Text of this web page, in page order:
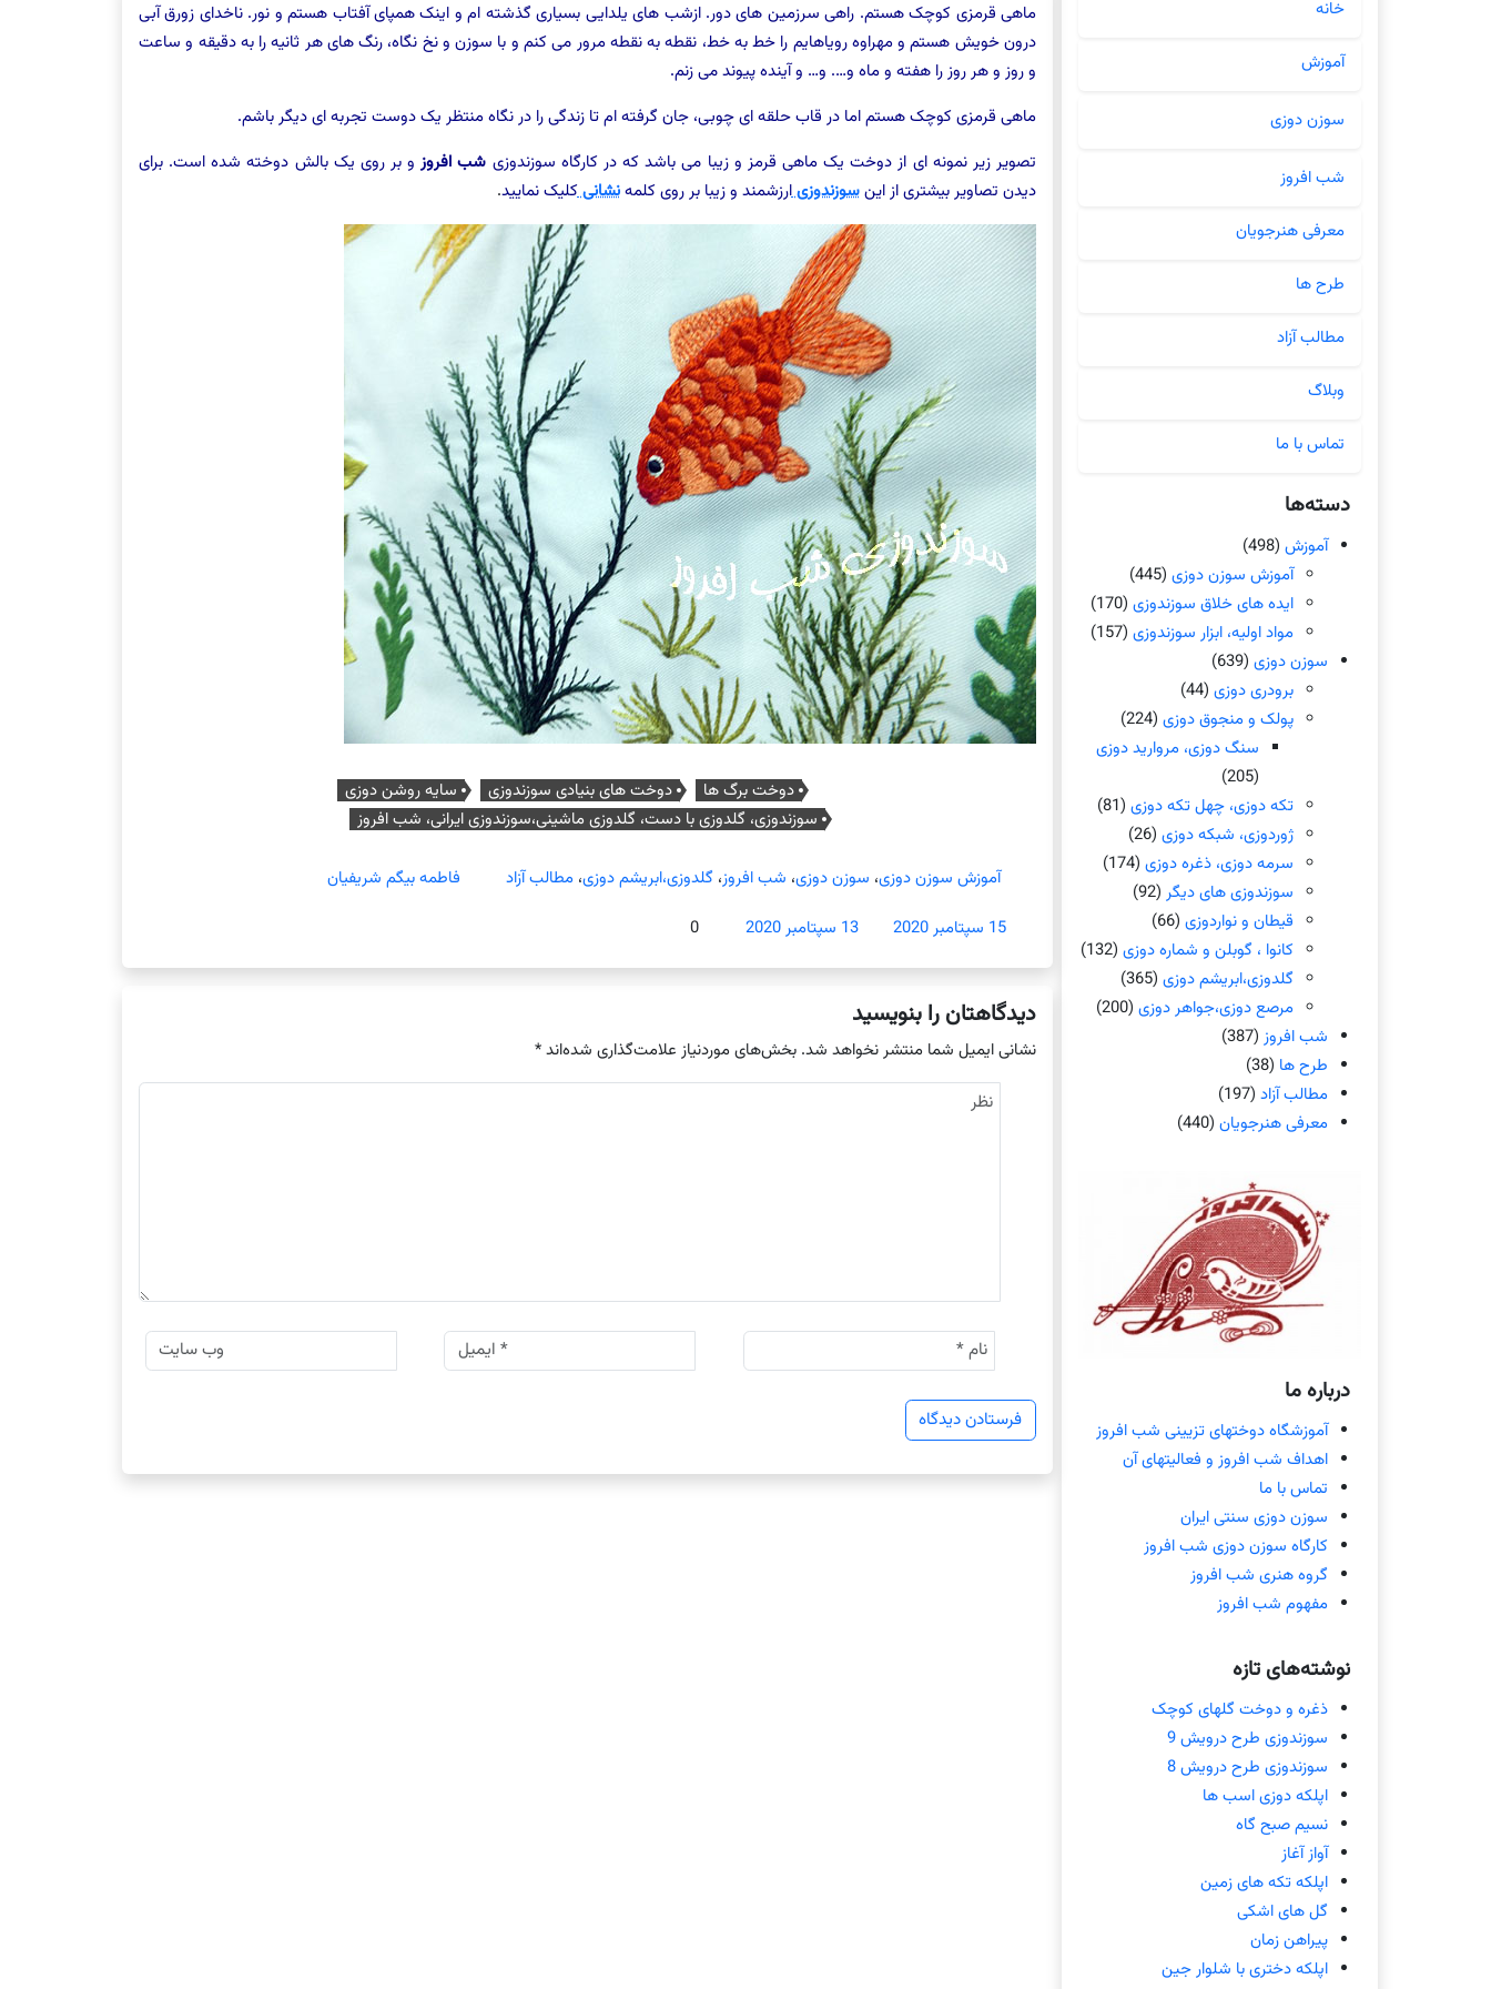
ماهی قرمزی کوچک هستم. راهی سرزمین های دور. ازشب های یلدایی بسیاری گذشته ام و اینک همپای آفتاب هستم و نور. ناخدای زورق آبی
درون خویش هستم و مهراوه رویاهایم را خط به خط، نقطه به نقطه مرور می کنم و با سوزن و نخ نگاه، رنگ های هر ثانیه را به دقیقه و ساعت
و روز و هر روز را هفته و ماه و…. و… و آینده پیوند می زنم.
ماهی قرمزی کوچک هستم اما در قاب حلقه ای چوبی، جان گرفته ام تا زندگی را در نگاه منتظر یک دوست تجربه ای دیگر باشم.
تصویر زیر نمونه ای از دوخت یک ماهی قرمز و زیبا می باشد که در کارگاه سوزندوزی شب افروزو بر روی یک بالش دوخته شده است. برای
دیدن تصاویر بیشتری از اینسوزندوزیارزشمند و زیبا بر روی کلمهنشانیکلیک نمایید.
دوخت برگ ها دوخت های بنیادی سوزندوزی
سایه روشن دوزی
سوزندوزی، گلدوزی با دست، گلدوزی ماشینی،سوزندوزی ایرانی، شب افروز
آموزش سوزن دوزی، سوزن دوزی، شب افروز،گلدوزی،ابریشم دوزی،مطالب آزاد
فاطمه بیگم شریفیان
15 سپتامبر 2020
13 سپتامبر 2020 0
دیدگاهتان را بنویسید
نشانی ایمیل شما منتشر نخواهد شد. بخش‌های موردنیاز علامت‌گذاری شده‌اند*
خانه
آموزش
سوزن دوزی
شب افروز
معرفی هنرجویان
طرح ها
مطالب آزاد
وبلاگ
تماس با ما
دسته‌ها
آموزش (498)
آموزش سوزن دوزی (445)
ایده های خلاق سوزندوزی (170)
مواد اولیه، ابزار سوزندوزی (157)
سوزن دوزی (639)
برودری دوزی (44)
پولک و منجوق دوزی (224)
سنگ دوزی، مروارید دوزی
(205)
تکه دوزی، چهل تکه دوزی (81)
ژوردوزی، شبکه دوزی (26)
سرمه دوزی، ذغره دوزی (174)
سوزندوزی های دیگر (92)
قیطان و نواردوزی (66)
کانوا ، گوبلن و شماره دوزی (132)
گلدوزی،ابریشم دوزی (365)
مرصع دوزی،جواهر دوزی (200)
شب افروز (387)
طرح ها (38)
مطالب آزاد (197)
معرفی هنرجویان (440)
درباره ما
آموزشگاه دوختهای تزیینی شب افروز
اهداف شب افروز و فعالیتهای آن
تماس با ما
سوزن دوزی سنتی ایران
کارگاه سوزن دوزی شب افروز
گروه هنری شب افروز
مفهوم شب افروز
نوشته‌های تازه
ذغره و دوخت گلهای کوچک
سوزندوزی طرح درویش 9
سوزندوزی طرح درویش 8
اپلکه دوزی اسب ها
نسیم صبح گاه
آواز آغاز
اپلکه تکه های زمین
گل های اشکی
پیراهن زمان
اپلکه دختری با شلوار جین